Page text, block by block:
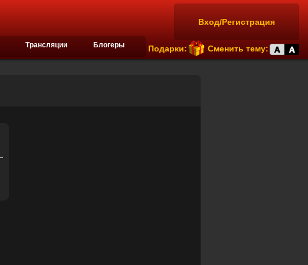
Вход/Регистрация
Подарки: Сменить тему:
Трансляции Блогеры